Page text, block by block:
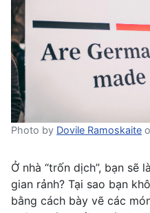
Photo by Dovile Ramoskaite
Ở nhà “trốn dịch”, bạn sẽ
gian rảnh? Tại sao bạn
bằng cách bày vẽ các